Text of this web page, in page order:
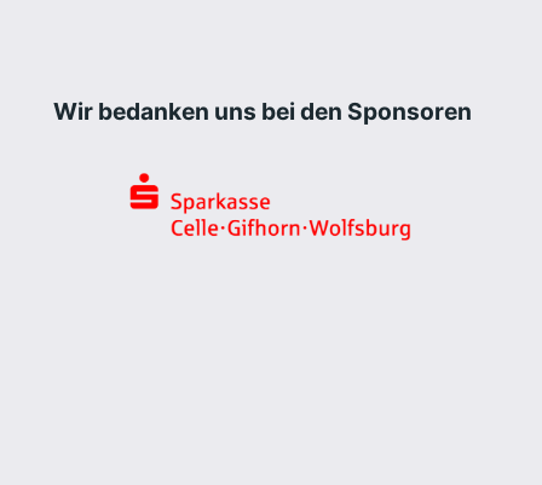
Wir bedanken uns bei den Sponsoren